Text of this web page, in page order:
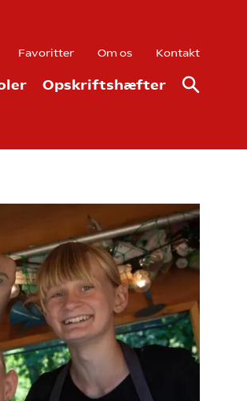
Favoritter Om os Kontakt
Opskriftshæfter